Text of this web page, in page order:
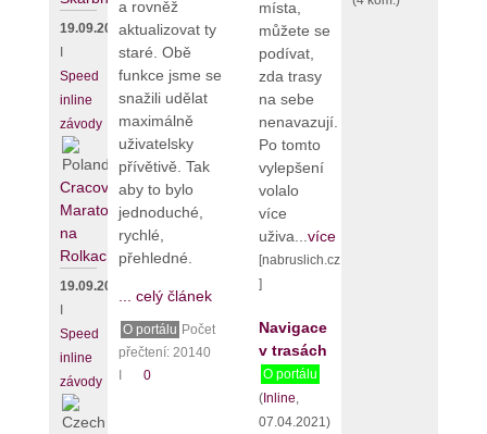
19.09.2026
Speed
inline
závody
Cracovia
Maraton
na
Rolkach
19.09.2026
Speed
inline
závody
a rovněž
aktualizovat ty
staré. Obě
funkce jsme se
snažili udělat
maximálně
uživatelsky
přívětivě. Tak
aby to bylo
jednoduché,
rychlé,
přehledné.
... celý článek
O portálu Počet
přečtení: 20140
0
místa,
můžete se
podívat,
zda trasy
na sebe
nenavazují.
Po tomto
vylepšení
volalo
více
uživa... více
[nabruslich.cz
]
Navigace
v trasách
O portálu
(Inline,
07.04.2021)